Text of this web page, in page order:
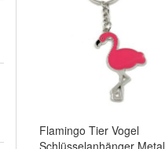
Flamingo Tier Vogel
Schlüsselanhänger